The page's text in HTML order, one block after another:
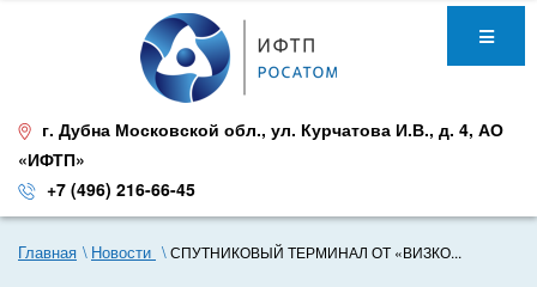
г. Дубна Московской обл., ул. Курчатова И.В., д. 4, АО
«ИФТП»
+7 (496) 216-66-45
Главная Новости СПУТНИКОВЫЙ ТЕРМИНАЛ ОТ «ВИЗКО...